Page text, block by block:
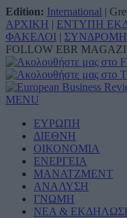
Edition: International |
ΑΡΧΙΚΗ | ΕΝΤΥΠΗ
ΦΑΚΕΛΟΙ | ΣΥΝΔΡΟΜΗ
FOLLOW EBR
MENU
ΕΥΡΩΠΗ
ΔΙΕΘΝΗ
ΟΙΚΟΝΟΜΙΑ
ΕΝΕΡΓΕΙΑ
ΜΑΝΑΤΖΜΕΝΤ
ΑΝΑΛΥΣΗ
ΓΝΩΜΗ
ΝΕΑ &